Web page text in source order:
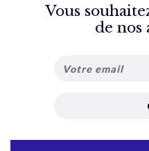
Vous
de nos